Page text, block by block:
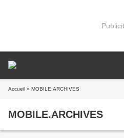
Accueil » MOBILE.ARCHIVES
MOBILE.ARCHIVES